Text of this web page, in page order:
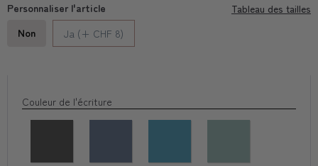
Tableau des tailles
Personnaliser l'article
Non
Ja (+ CHF 8)
Couleur de l'écriture